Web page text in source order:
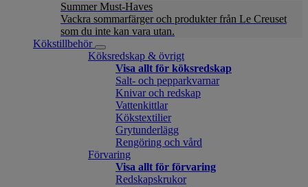
Summer Must-Haves
Vackra sommarfärger och produkter från Le Creuset
som du inte kan vara utan.
Kökstillbehör
Köksredskap & övrigt
Visa allt för köksredskap
Salt- och pepparkvarnar
Knivar och redskap
Vattenkittlar
Kökstextilier
Grytunderlägg
Rengöring och vård
Förvaring
Visa allt för förvaring
Redskapskrukor